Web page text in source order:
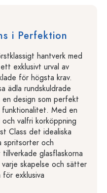
i Perfektion
hantverk med
exklusivt urval av
för högsta krav.
ädla rundskuldrade
design som perfekt
funktionalitet. Med en
valfri korköppning
Class det idealiska
spritsorter och
glasflaskorna
skapelse och sätter
exklusiva